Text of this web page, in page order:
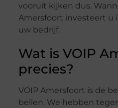
vooruit kijken dus.
Amersfoort investeert u
uw bedrijf.
Wat is VOIP
precies?
VOIP Amersfoort is de
bellen. We hebben